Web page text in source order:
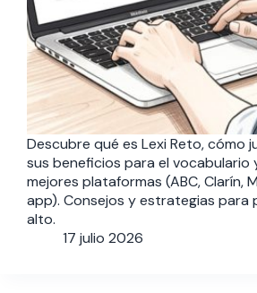
Descubre qué es Lexi Reto, cómo
sus beneficios para el vocabulario
mejores plataformas (ABC, Clarín,
app). Consejos y estrategias para
alto.
17 julio 2026